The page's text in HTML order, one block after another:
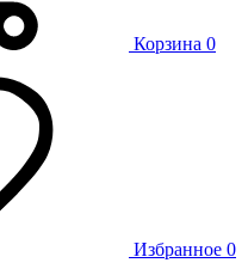
Корзина 0
Избранное 0